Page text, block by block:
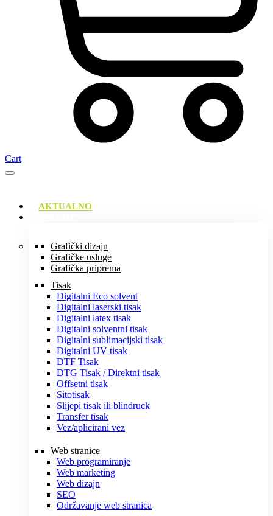
Cart
AKTUALNO
Grafički dizajn
Grafičke usluge
Grafička priprema
Tisak
Digitalni Eco solvent
Digitalni laserski tisak
Digitalni latex tisak
Digitalni solventni tisak
Digitalni sublimacijski tisak
Digitalni UV tisak
DTF Tisak
DTG Tisak / Direktni tisak
Offsetni tisak
Sitotisak
Slijepi tisak ili blindruck
Transfer tisak
Vez/aplicirani vez
Web stranice
Web programiranje
Web marketing
Web dizajn
SEO
Održavanje web stranica